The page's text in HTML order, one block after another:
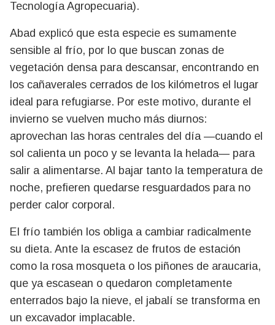
Tecnología Agropecuaria).
Abad explicó que esta especie es sumamente
sensible al frío, por lo que buscan zonas de
vegetación densa para descansar, encontrando en
los cañaverales cerrados de los kilómetros el lugar
ideal para refugiarse. Por este motivo, durante el
invierno se vuelven mucho más diurnos:
aprovechan las horas centrales del día —cuando el
sol calienta un poco y se levanta la helada— para
salir a alimentarse. Al bajar tanto la temperatura de
noche, prefieren quedarse resguardados para no
perder calor corporal.
El frío también los obliga a cambiar radicalmente
su dieta. Ante la escasez de frutos de estación
como la rosa mosqueta o los piñones de araucaria,
que ya escasean o quedaron completamente
enterrados bajo la nieve, el jabalí se transforma en
un excavador implacable.